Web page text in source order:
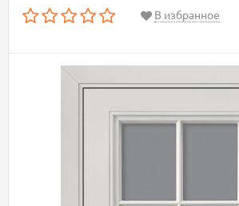
В избранное